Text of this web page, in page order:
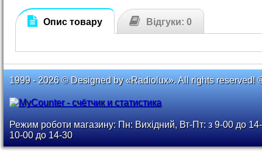
Опис товару Відгуки: 0
1999 - 2026 © Designed by «Radiolux». All rights reserved!
Режим роботи магазину: Пн: Вихідний, Вт-Пт: з 9-00 до
10-00 до 14-30